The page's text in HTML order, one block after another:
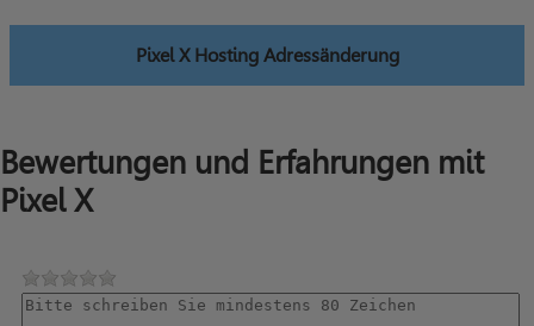
Pixel X Hosting Adressänderung
Bewertungen und Erfahrungen mit
Pixel X